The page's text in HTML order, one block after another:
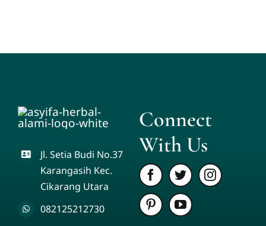
Jl. Setia Budi No.37
Karangasih Kec.
Cikarang Utara
082125212730
Connect
With Us